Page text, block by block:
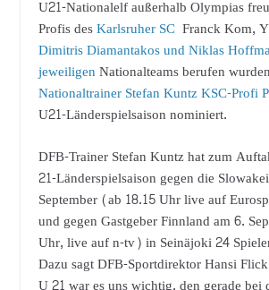
U21-Nationalelf außerhalb Olympias
Profis desKarlsruher SC Franck Kom,
Dimitris Diamantakos und Niklas
jeweiligenNationalteams berufen
Nationaltrainer Stefan Kuntz KSC-Profi
U21-Länderspielsaison nominiert.
DFB-Trainer Stefan Kuntz hat zum
21-Länderspielsaison gegen die
September (ab 18.15 Uhr live auf
und gegen Gastgeber Finnland am 6.
Uhr, live auf n-tv) in Seinäjoki 24
Dazu sagt DFB-Sportdirektor Hansi